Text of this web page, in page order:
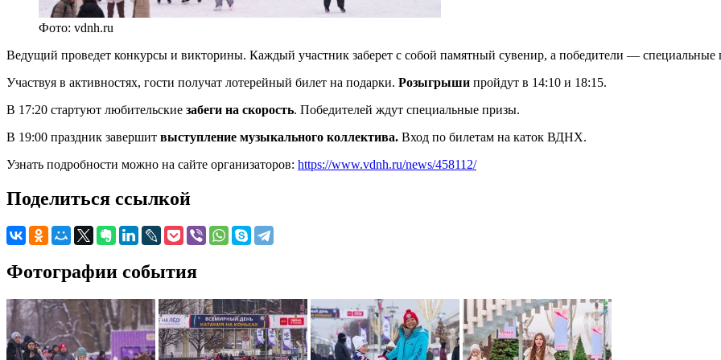
Фото: vdnh.ru
Ведущий проведет конкурсы и викторины. Каждый участник заберет с собой памятный сувенир, а победители — специальные
Участвуя в активностях, гости получат лотерейный билет на подарки. Розыгрыши пройдут в 14:10 и 18:15.
В 17:20 стартуют любительские забеги на скорость. Победителей ждут специальные призы.
В 19:00 праздник завершит выступление музыкального коллектива. Вход по билетам на каток ВДНХ.
Узнать подробности можно на сайте организаторов: https://www.vdnh.ru/news/458112/
Поделиться ссылкой
Фотографии события